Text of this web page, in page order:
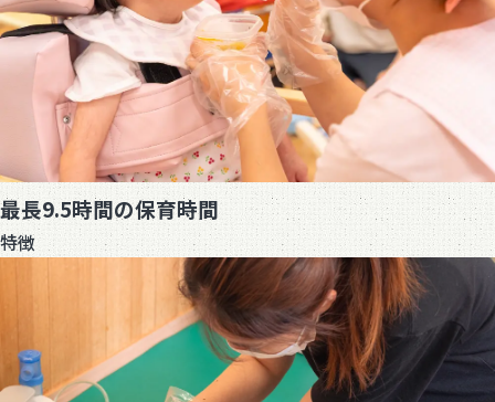
最長9.5時間の保育時間
特徴